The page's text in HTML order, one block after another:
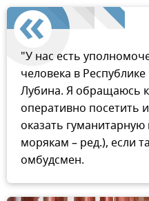
"У нас есть
человека в
Лубина. Я обращаюсь
оперативно посетить
оказать
морякам – ред.), если
омбудсмен.